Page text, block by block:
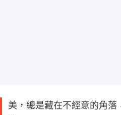
美，總是藏在不經意的角落